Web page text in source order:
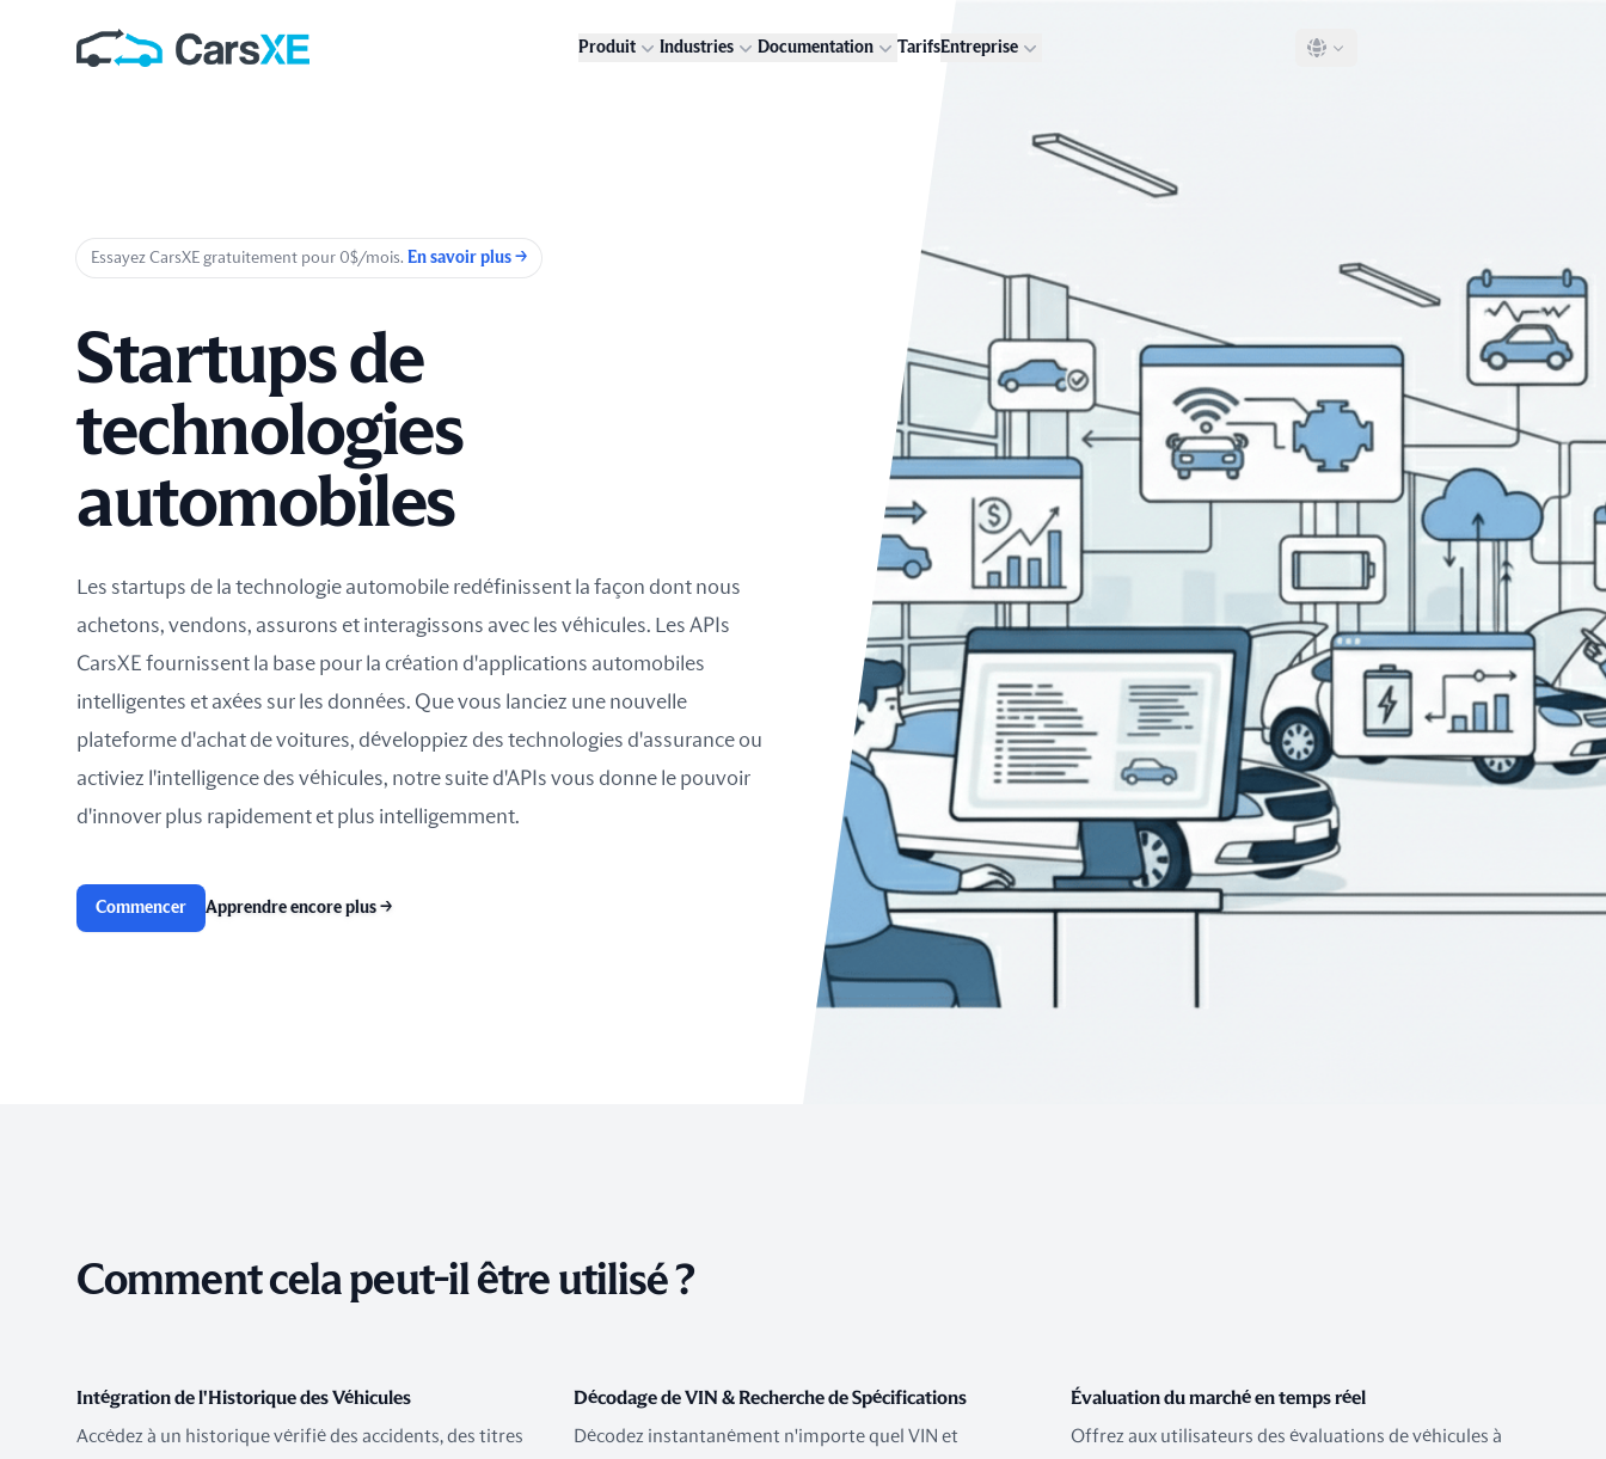
Produit Industries Documentation TarifsEntreprise
Essayez CarsXE gratuitement pour 0$/mois. En savoir plus →
Startups de
technologies
automobiles
Les startups de la technologie automobile redéfinissent la façon dont nous
achetons, vendons, assurons et interagissons avec les véhicules. Les APIs
CarsXE fournissent la base pour la création d'applications automobiles
intelligentes et axées sur les données. Que vous lanciez une nouvelle
plateforme d'achat de voitures, développiez des technologies d'assurance ou
activiez l'intelligence des véhicules, notre suite d'APIs vous donne le pouvoir
d'innover plus rapidement et plus intelligemment.
Commencer Apprendre encore plus →
Comment cela peut-il être utilisé ?
Intégration de l'Historique des Véhicules
Accédez à un historique vérifié des accidents, des titres
Décodage de VIN & Recherche de Spécifications
Décodez instantanément n'importe quel VIN et
Évaluation du marché en temps réel
Offrez aux utilisateurs des évaluations de véhicules à